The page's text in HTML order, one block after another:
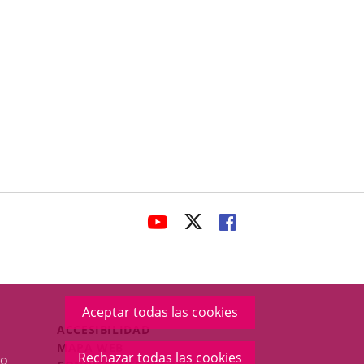
Aceptar todas las cookies
Rechazar todas las cookies
ENLACE
APLICACIÓN
EXTERNA.
ENLACE
APLICACIÓN
EXTERNA.
ENLACE
APLICACIÓN
EXTERNA.
Menú
Legal
ACCESIBILIDAD
MAPA WEB